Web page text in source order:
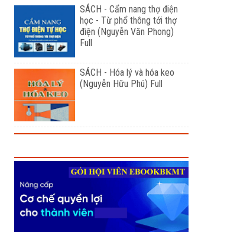
SÁCH - Cẩm nang thợ điện
học - Từ phổ thông tới thợ
điện (Nguyễn Văn Phong)
Full
SÁCH - Hóa lý và hóa keo
(Nguyễn Hữu Phú) Full